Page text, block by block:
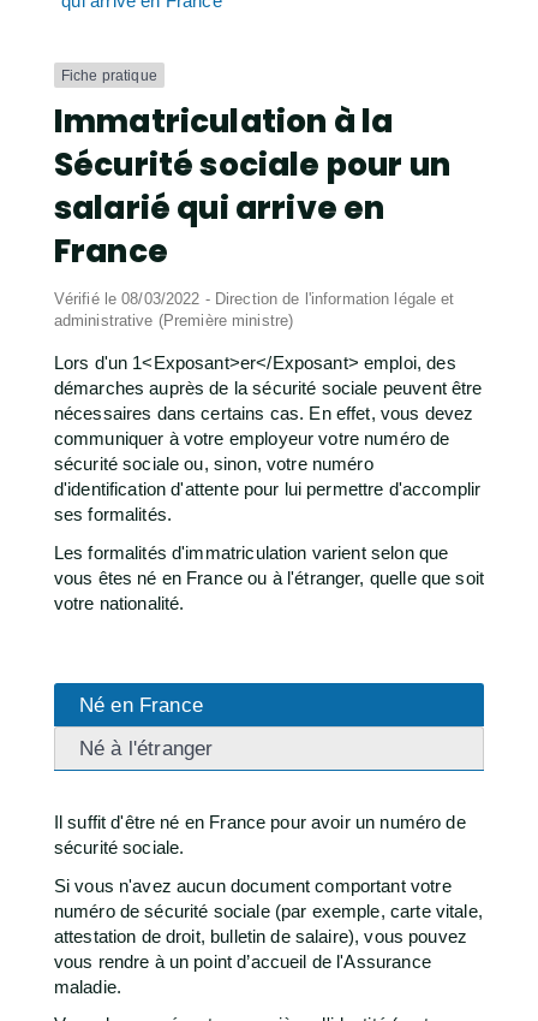
Fiche pratique
Immatriculation à la
Sécurité sociale pour un
salarié qui arrive en
France
Vérifié le 08/03/2022 - Direction de l'information légale et
administrative (Première ministre)
Lors d'un 1<Exposant>er</Exposant> emploi, des
démarches auprès de la sécurité sociale peuvent être
nécessaires dans certains cas. En effet, vous devez
communiquer à votre employeur votre numéro de
sécurité sociale ou, sinon, votre numéro
d'identification d'attente pour lui permettre d'accomplir
ses formalités.
Les formalités d'immatriculation varient selon que
vous êtes né en France ou à l'étranger, quelle que soit
votre nationalité.
Né en France
Né à l'étranger
Il suffit d'être né en France pour avoir un numéro de
sécurité sociale.
Si vous n'avez aucun document comportant votre
numéro de sécurité sociale (par exemple, carte vitale,
attestation de droit, bulletin de salaire), vous pouvez
vous rendre à un point d’accueil de l'Assurance
maladie.